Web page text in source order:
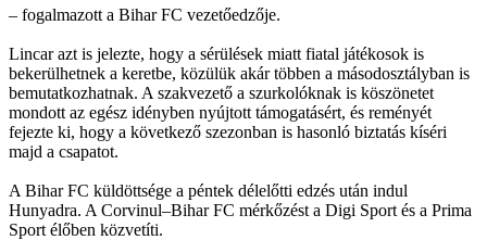
– fogalmazott a Bihar FC vezetőedzője.
Lincar azt is jelezte, hogy a sérülések miatt fiatal játékosok is
bekerülhetnek a keretbe, közülük akár többen a másodosztályban is
bemutatkozhatnak. A szakvezető a szurkolóknak is köszönetet
mondott az egész idényben nyújtott támogatásért, és reményét
fejezte ki, hogy a következő szezonban is hasonló biztatás kíséri
majd a csapatot.
A Bihar FC küldöttsége a péntek délelőtti edzés után indul
Hunyadra. A Corvinul–Bihar FC mérkőzést a Digi Sport és a Prima
Sport élőben közvetíti.